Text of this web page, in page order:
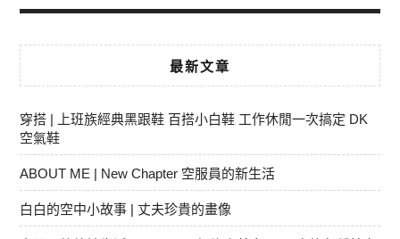
最新文章
穿搭 | 上班族經典黑跟鞋 百搭小白鞋 工作休閒一次搞定 DK
空氣鞋
ABOUT ME | New Chapter 空服員的新生活
白白的空中小故事 | 丈夫珍貴的畫像